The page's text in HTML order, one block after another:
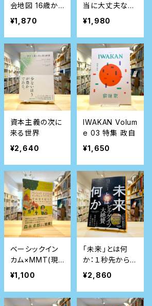
会地図 16歳か
らの〈日本のリア
ル〉
¥1,870
当に大丈夫なん
ですか会議 経済
学×社会学で社
会課題を解決す
る
¥1,980
資本主義の次に
来る世界
¥2,640
IWAKAN Volum
e 03 特集 政自
¥1,650
ベーシックイン
カム×MMT(現
代貨幣理論)で
お金を配ろう: 誰
ひとり取り残さ
ない経済のため
¥1,100
「未来」とは何
か：１秒先から宇
宙の終わりまで
を見通すビッグ・
クエスチョン
¥2,860